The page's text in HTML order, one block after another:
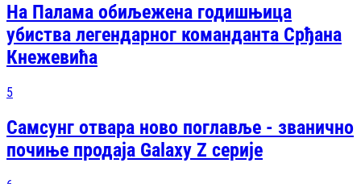
На Палама обиљежена годишњица
убиства легендарног команданта Срђана
Кнежевића
5
Самсунг отвара ново поглавље - званично
почиње продаја Galaxy Z серије